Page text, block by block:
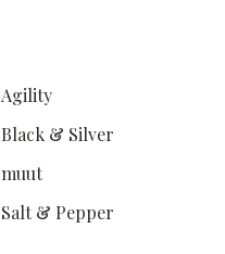
Agility
Black & Silver
muut
Salt & Pepper